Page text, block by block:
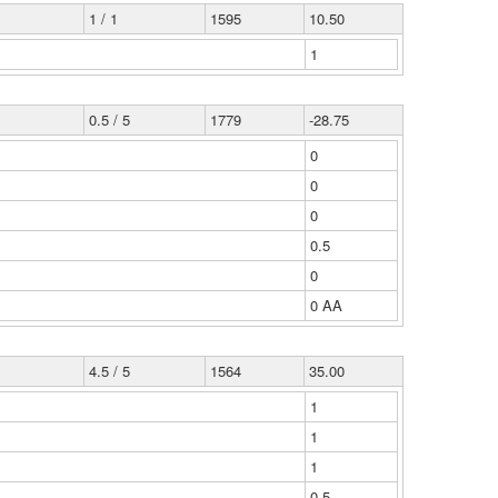
1 / 1 1595
10.50
1
0.5 / 5 1779
-28.75
0
0
0
0.5
0
0 ΑΑ
4.5 / 5 1564
35.00
1
1
1